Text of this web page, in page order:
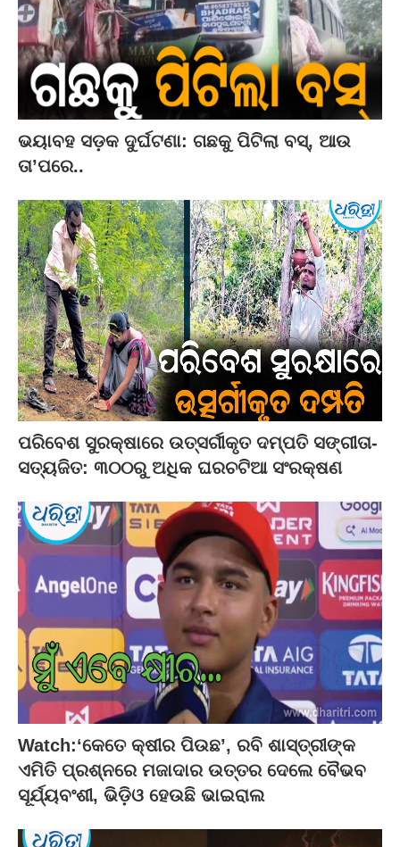
ଭୟାବହ ସଡ଼କ ଦୁର୍ଘଟଣା: ଗଛକୁ ପିଟିଲା ବସ୍‌, ଆଉ
ତା’ପରେ..
ପରିବେଶ ସୁରକ୍ଷାରେ ଉତ୍ସର୍ଗୀକୃତ ଦମ୍ପତି ସଙ୍ଗୀତା-
ସତ୍ୟଜିତ: ୩୦୦ରୁ ଅଧିକ ଘରଚଟିଆ ସଂରକ୍ଷଣ
Watch:‘କେତେ କ୍ଷୀର ପିଉଛ’, ରବି ଶାସ୍ତ୍ରୀଙ୍କ
ଏମିତି ପ୍ରଶ୍ନରେ ମଜାଦାର ଉତ୍ତର ଦେଲେ ବୈଭବ
ସୂର୍ଯ୍ୟବଂଶୀ, ଭିଡ଼ିଓ ହେଉଛି ଭାଇରାଲ